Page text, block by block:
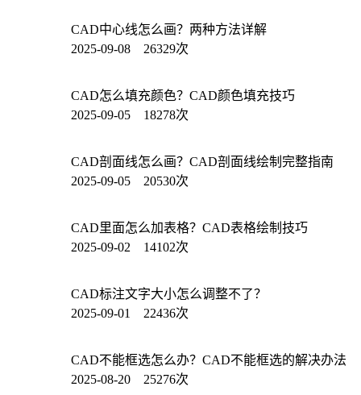
CAD中心线怎么画？两种方法详解
2025-09-08 26329次
CAD怎么填充颜色？CAD颜色填充技巧
2025-09-05 18278次
CAD剖面线怎么画？CAD剖面线绘制完整指南
2025-09-05 20530次
CAD里面怎么加表格？CAD表格绘制技巧
2025-09-02 14102次
CAD标注文字大小怎么调整不了？
2025-09-01 22436次
CAD不能框选怎么办？CAD不能框选的解决办法
2025-08-20 25276次